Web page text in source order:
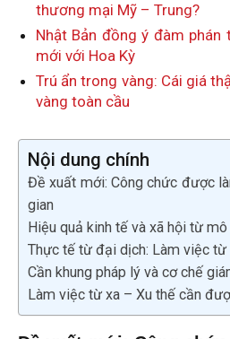
thương mại Mỹ – Trung?
Nhật Bản đồng ý đàm
mới với Hoa Kỳ
Trú ẩn trong vàng: Cái giá
vàng toàn cầu
Nội dung chính
Đề xuất mới: Công chức được
gian
Hiệu quả kinh tế và xã hội từ
Thực tế từ đại dịch: Làm việc từ
Cần khung pháp lý và cơ chế
Làm việc từ xa – Xu thế cần